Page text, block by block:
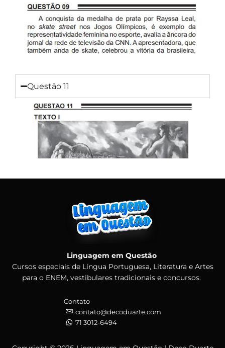
Questão 11
Linguagem em Questão
Cursos especiais de Língua Portuguesa, Literatura e Artes
para o ENEM, vestibulares tradicionais e concursos.
Contato
contato@decoduarte.com
71 3012-6494